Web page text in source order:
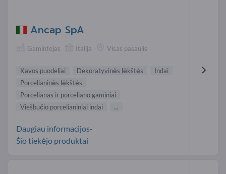
Ancap SpA
Gamintojas Italija Visas pasaulis
Kavos puodeliai Dekoratyvinės lėkštės
Indai
Porcelianinės lėkštės
Porcelianas ir porceliano gaminiai
Viešbučio porcelianiniai indai
...
Daugiau informacijos-
Šio tiekėjo produktai